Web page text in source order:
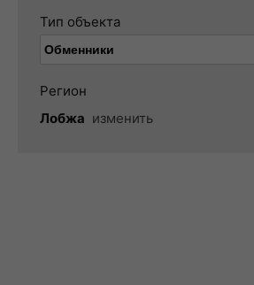
Тип объекта
Регион
Лобжа изменить